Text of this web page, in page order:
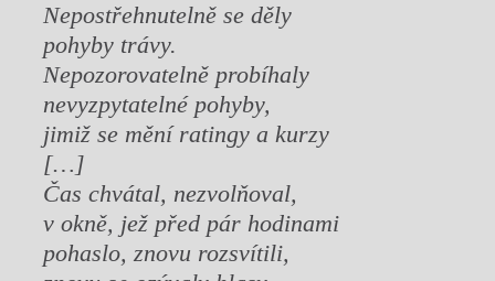
Nepostřehnutelně se děly
pohyby trávy.
Nepozorovatelně probíhaly
nevyzpytatelné pohyby,
jimiž se mění ratingy a kurzy
[…]
Čas chvátal, nezvolňoval,
v okně, jež před pár hodinami
pohaslo, znovu rozsvítili,